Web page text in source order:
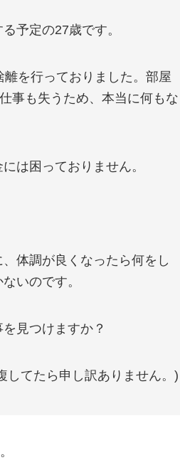
予定の27歳です。
を行っておりました。部屋
事も失うため、本当に何もな
は困っておりません。
体調が良くなったら何をし
いのです。
見つけますか？
てたら申し訳ありません。)